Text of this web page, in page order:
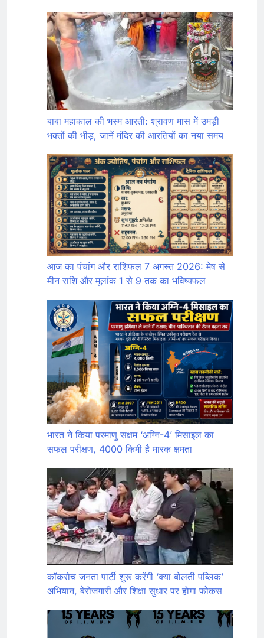
बाबा महाकाल की भस्म आरती: श्रावण मास में उमड़ी
भक्तों की भीड़, जानें मंदिर की आरतियों का नया समय
आज का पंचांग और राशिफल 7 अगस्त 2026: मेष से
मीन राशि और मूलांक 1 से 9 तक का भविष्यफल
भारत ने किया परमाणु सक्षम ‘अग्नि-4’ मिसाइल का
सफल परीक्षण, 4000 किमी है मारक क्षमता
कॉकरोच जनता पार्टी शुरू करेंगी ‘क्या बोलती पब्लिक’
अभियान, बेरोजगारी और शिक्षा सुधार पर होगा फोकस